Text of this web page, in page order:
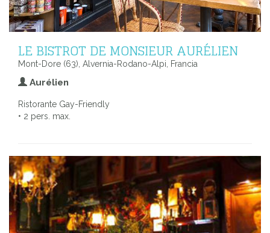
LE BISTROT DE MONSIEUR AURÉLIEN
Mont-Dore (63), Alvernia-Rodano-Alpi, Francia
Aurélien
Ristorante Gay-Friendly
• 2 pers. max.